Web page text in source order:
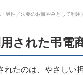
・男性／法要のお悔やみとして利用）
された弔電
れたのは、やさしい